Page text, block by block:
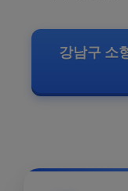
강남구 소